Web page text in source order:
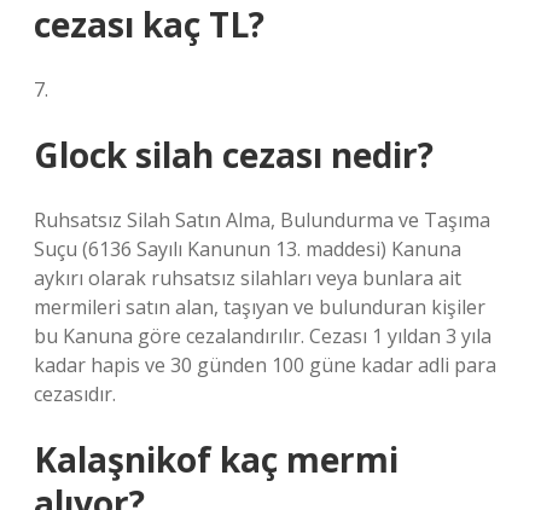
cezası kaç TL?
7.
Glock silah cezası nedir?
Ruhsatsız Silah Satın Alma, Bulundurma ve Taşıma
Suçu (6136 Sayılı Kanunun 13. maddesi) Kanuna
aykırı olarak ruhsatsız silahları veya bunlara ait
mermileri satın alan, taşıyan ve bulunduran kişiler
bu Kanuna göre cezalandırılır. Cezası 1 yıldan 3 yıla
kadar hapis ve 30 günden 100 güne kadar adli para
cezasıdır.
Kalaşnikof kaç mermi